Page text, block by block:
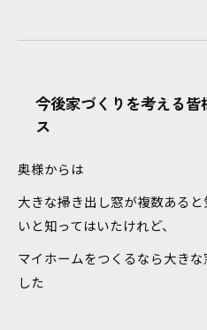
今後家づくりを考える
ス
奥様からは
大きな掃き出し窓が複数ある
いと知ってはいたけれど、
マイホームをつくるなら大き
した